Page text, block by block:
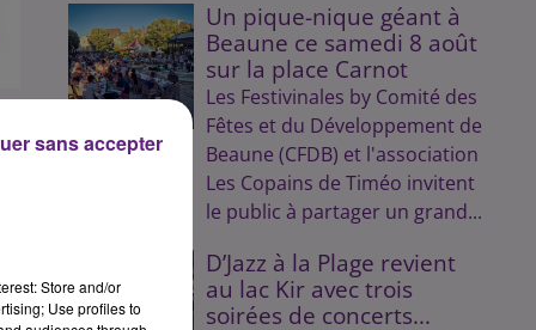
Un pique-nique géant à
Beaune ce samedi 8 août
sur la place Carnot
Les Festivinales by Comité des
Fêtes et du Développement de
Beaune (CFDB) et l'association
Les Copains de Timéo invitent
le public à partager un grand...
D’Jazz à la Plage revient
au lac Kir avec trois
soirées de concerts...
Store and/or
Use profiles to
sans accepter